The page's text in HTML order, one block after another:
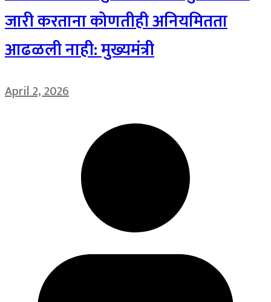
जारी करताना कोणतीही अनियमितता
आढळली नाही: मुख्यमंत्री
April 2, 2026